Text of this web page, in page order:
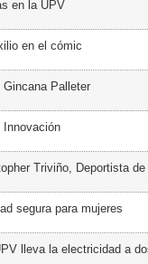
en la UPV
en el cómic
Gincana Palleter
Innovación
Triviño, Deportista
segura para mujeres
lleva la electricidad a